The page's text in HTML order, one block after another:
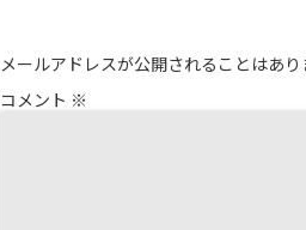
メールアドレスが公開されることはあり
コメント ※